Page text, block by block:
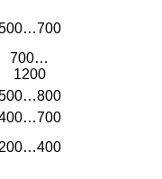
700…
1200
200…400